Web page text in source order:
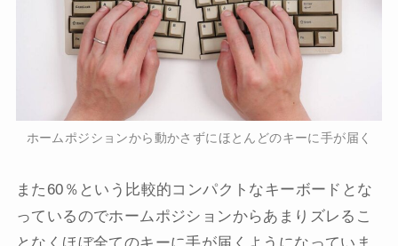
ホームポジションから動かさずにほとんどのキーに手が届く
また60％という比較的コンパクトなキーボードとな
っているのでホームポジションからあまりズレるこ